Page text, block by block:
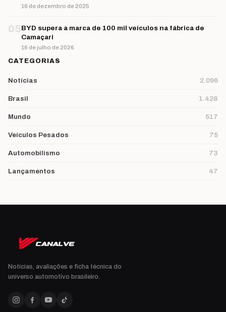
16 de dezembro de 2025
05BYD supera a marca de 100 mil veículos na fábrica de
Camaçari
16 de julho de 2026
CATEGORIAS
Notícias 2.096
Brasil 1.428
Mundo 517
Veículos Pesados 75
Automobilismo 73
Lançamentos 47
Notícias, avaliações e ficha técnica do
universo automotivo brasileiro.